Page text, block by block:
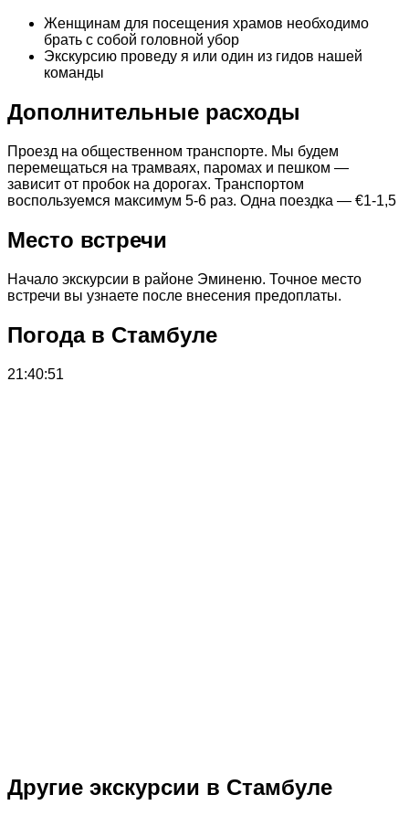
Женщинам для посещения храмов необходимо
брать с собой головной убор
Экскурсию проведу я или один из гидов нашей
команды
Дополнительные расходы
Проезд на общественном транспорте. Мы будем
перемещаться на трамваях, паромах и пешком —
зависит от пробок на дорогах. Транспортом
воспользуемся максимум 5-6 раз. Одна поездка — €1-1,5
Место встречи
Начало экскурсии в районе Эминеню. Точное место
встречи вы узнаете после внесения предоплаты.
Погода в Стамбуле
21:40:51
Другие экскурсии в Стамбуле